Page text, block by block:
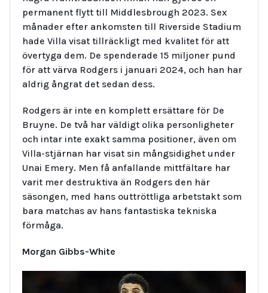
permanent flytt till Middlesbrough 2023. Sex
månader efter ankomsten till Riverside Stadium
hade Villa visat tillräckligt med kvalitet för att
övertyga dem. De spenderade 15 miljoner pund
för att värva Rodgers i januari 2024, och han har
aldrig ångrat det sedan dess.
Rodgers är inte en komplett ersättare för De
Bruyne. De två har väldigt olika personligheter
och intar inte exakt samma positioner, även om
Villa-stjärnan har visat sin mångsidighet under
Unai Emery. Men få anfallande mittfältare har
varit mer destruktiva än Rodgers den här
säsongen, med hans outtröttliga arbetstakt som
bara matchas av hans fantastiska tekniska
förmåga.
Morgan Gibbs-White